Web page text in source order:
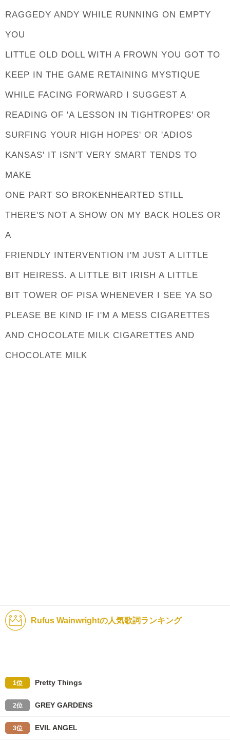
RAGGEDY ANDY WHILE RUNNING ON EMPTY
YOU
LITTLE OLD DOLL WITH A FROWN YOU GOT TO
KEEP IN THE GAME RETAINING MYSTIQUE
WHILE FACING FORWARD I SUGGEST A
READING OF 'A LESSON IN TIGHTROPES' OR
SURFING YOUR HIGH HOPES' OR 'ADIOS
KANSAS' IT ISN'T VERY SMART TENDS TO
MAKE
ONE PART SO BROKENHEARTED STILL
THERE'S NOT A SHOW ON MY BACK HOLES OR
A
FRIENDLY INTERVENTION I'M JUST A LITTLE
BIT HEIRESS. A LITTLE BIT IRISH A LITTLE
BIT TOWER OF PISA WHENEVER I SEE YA SO
PLEASE BE KIND IF I'M A MESS CIGARETTES
AND CHOCOLATE MILK CIGARETTES AND
CHOCOLATE MILK
Rufus Wainwrightの人気歌詞ランキング
1位 Pretty Things
2位 GREY GARDENS
3位 EVIL ANGEL